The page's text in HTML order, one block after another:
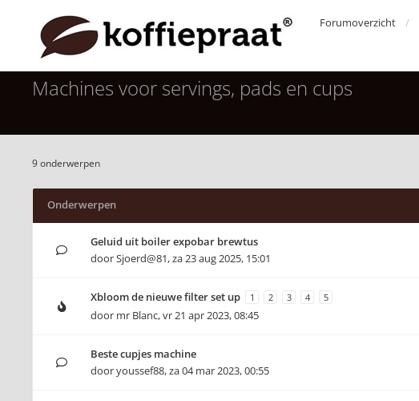
Forumoverzicht
Machines voor servings, pads en cups
9 onderwerpen
Onderwerpen
Geluid uit boiler expobar brewtus
doorSjoerd@81,za 23 aug 2025, 15:01
Xbloom de nieuwe filter set up 1 2 3 4 5
door mr Blanc,vr 21 apr 2023, 08:45
Beste cupjes machine
dooryoussef88,za 04 mar 2023, 00:55